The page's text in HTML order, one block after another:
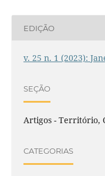
EDIÇÃO
v. 25 n. 1 (2023):
SEÇÃO
Artigos - Território,
CATEGORIAS